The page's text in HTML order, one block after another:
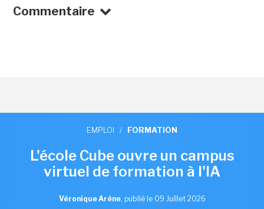
Commentaire
EMPLOI / FORMATION
L'école Cube ouvre un campus
virtuel de formation à l'IA
Véronique Arène, publié le 09 Juillet 2026